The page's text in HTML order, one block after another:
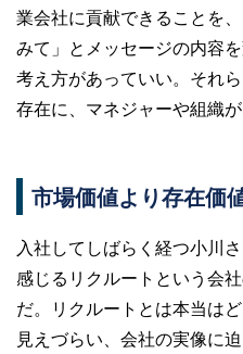
業会社に貢献できることを
みて」とメッセージの内容
考え方があっていい。それ
存在に、マネジャーや組織
市場価値より存在価
入社してしばらく経つ小川
感じるリクルートという会
だ。リクルートとは本当は
見えづらい、会社の実像に